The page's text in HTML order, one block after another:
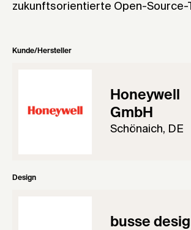
zukunftsorientierte Open-Source-
Kunde/Hersteller
Honeywell
GmbH
Schönaich, DE
Design
busse